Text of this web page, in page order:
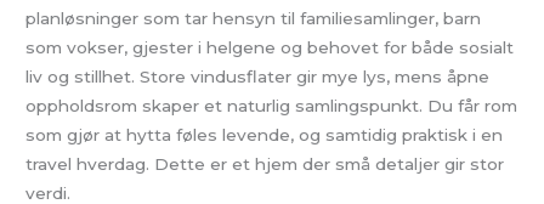
planløsninger som tar hensyn til familiesamlinger, barn
som vokser, gjester i helgene og behovet for både sosialt
liv og stillhet. Store vindusflater gir mye lys, mens åpne
oppholdsrom skaper et naturlig samlingspunkt. Du får rom
som gjør at hytta føles levende, og samtidig praktisk i en
travel hverdag. Dette er et hjem der små detaljer gir stor
verdi.